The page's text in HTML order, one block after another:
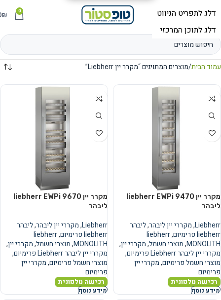
תפריט 0
₪
עמוד הבית מוצרים המתויגים “מקרר יין Liebherr”
מקרר יין liebherr EWPi 9470
ליבהר
Liebherr
,מקררי יין ליבהר,ליבהר
liebherr פרימיום
,
liebherr
MONOLITH
,מוצרי חשמל,מקררי יין,
מקררי יין ליבהר Liebherr פרימיום
,
מוצרי חשמל פרימיום,מקררי יין
פרימיום
רכישה טלפונית
מידע נוסף
מקרר יין liebherr EWPi 9670
ליבהר
Liebherr
,מקררי יין ליבהר,ליבהר
liebherr פרימיום
,
liebherr
MONOLITH
,מוצרי חשמל,מקררי יין,
מקררי יין ליבהר Liebherr פרימיום
,
מוצרי חשמל פרימיום,מקררי יין
פרימיום
רכישה טלפונית
מידע נוסף